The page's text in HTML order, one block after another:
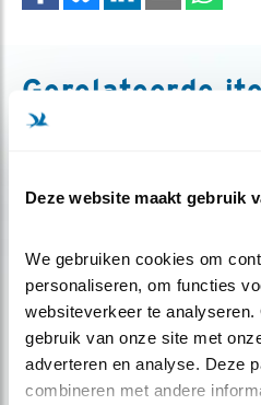
Deze website maakt gebruik
We gebruiken cookies om
personaliseren, om functies
websiteverkeer te
gebruik van onze site met
adverteren en analyse. Deze
combineren met andere
Gerelateerde
Nieuws